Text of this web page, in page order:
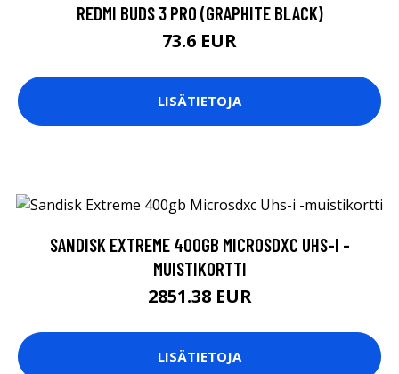
REDMI BUDS 3 PRO (GRAPHITE BLACK)
73.6 EUR
LISÄTIETOJA
SANDISK EXTREME 400GB MICROSDXC UHS-I -
MUISTIKORTTI
2851.38 EUR
LISÄTIETOJA